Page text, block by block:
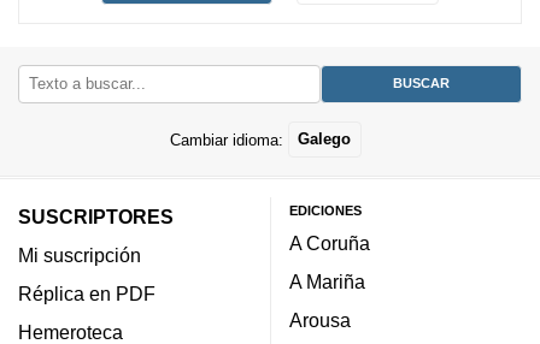
Cambiar idioma: Galego
SUSCRIPTORES
Mi suscripción
Réplica en PDF
Hemeroteca
EDICIONES
A Coruña
A Mariña
Arousa